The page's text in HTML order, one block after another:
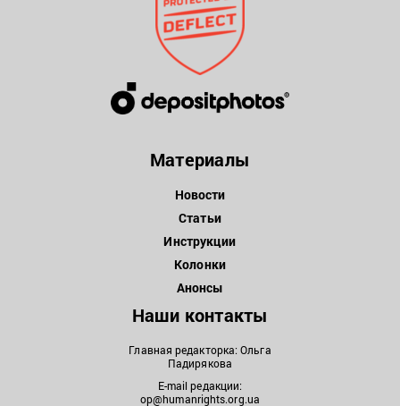
Материалы
Новости
Статьи
Инструкции
Колонки
Анонсы
Наши контакты
Главная редакторка: Ольга
Падирякова
E-mail редакции:
op@humanrights.org.ua